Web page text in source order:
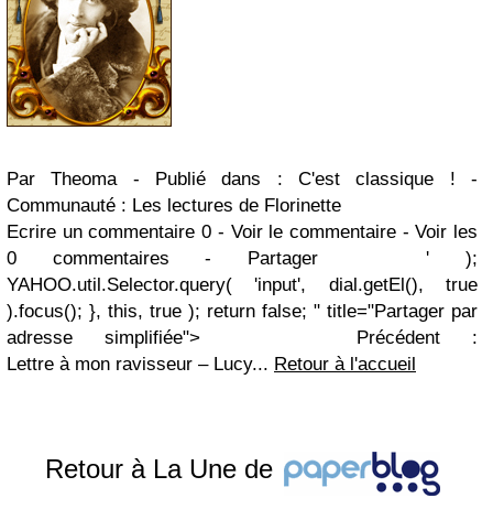
Par Theoma - Publié dans : C'est classique !-
Communauté : Les lectures de Florinette
Ecrire un commentaire0 - Voir le commentaire - Voir les
0 commentaires- Partager ' );
YAHOO.util.Selector.query( 'input', dial.getEl(), true
).focus(); }, this, true ); return false; " title="Partager par
adresse simplifiée"> Précédent :
Lettre à mon ravisseur – Lucy... Retour à l'accueil
Retour à La Une de